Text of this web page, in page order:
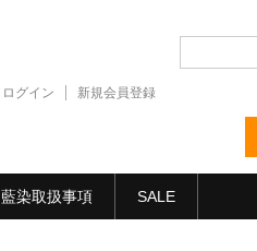
ログイン 新規会員登録
藍染取扱事項 SALE